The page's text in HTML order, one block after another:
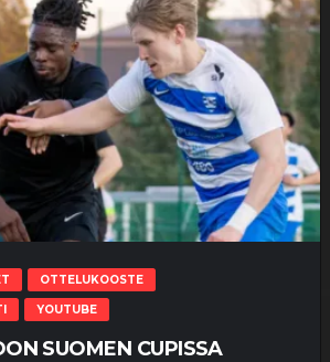
OTTELUKOOSTE
YOUTUBE
SUOMEN CUPISSA